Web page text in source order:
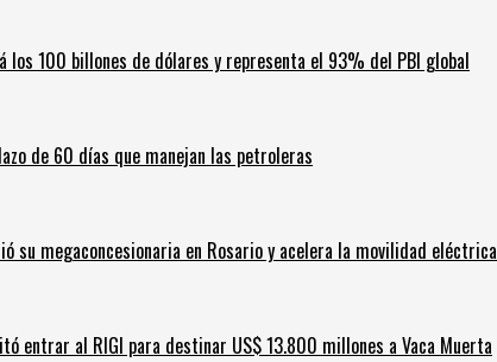
los 100 billones de dólares y representa el 93% del PBI global
de 60 días que manejan las petroleras
su megaconcesionaria en Rosario y acelera la movilidad eléctrica
entrar al RIGI para destinar US$ 13.800 millones a Vaca Muerta